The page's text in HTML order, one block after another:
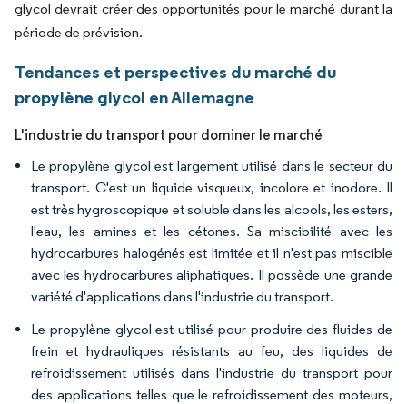
glycol devrait créer des opportunités pour le marché durant la
période de prévision.
Tendances et perspectives du marché du
propylène glycol en Allemagne
L'industrie du transport pour dominer le marché
Le propylène glycol est largement utilisé dans le secteur du
transport. C'est un liquide visqueux, incolore et inodore. Il
est très hygroscopique et soluble dans les alcools, les esters,
l'eau, les amines et les cétones. Sa miscibilité avec les
hydrocarbures halogénés est limitée et il n'est pas miscible
avec les hydrocarbures aliphatiques. Il possède une grande
variété d'applications dans l'industrie du transport.
Le propylène glycol est utilisé pour produire des fluides de
frein et hydrauliques résistants au feu, des liquides de
refroidissement utilisés dans l'industrie du transport pour
des applications telles que le refroidissement des moteurs,